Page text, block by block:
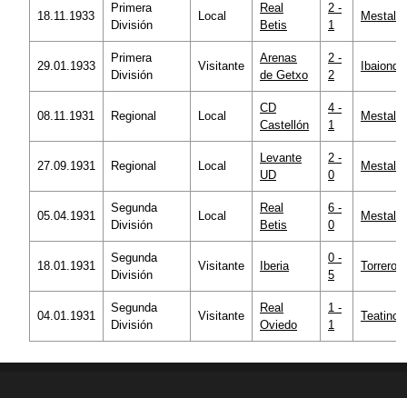
18.11.1933
Primera
División
Local
Real
Betis
2 -
1
Mestalla
29.01.1933
Primera
División
Visitante
Arenas
de Getxo
2 -
2
Ibaiondo
08.11.1931 Regional Local
CD
Castellón
4 -
1
Mestalla
27.09.1931 Regional Local
Levante
UD
2 -
0
Mestalla
05.04.1931
Segunda
División
Local
Real
Betis
6 -
0
Mestalla
18.01.1931
Segunda
División
Visitante Iberia
0 -
5
Torrero
04.01.1931
Segunda
División
Visitante
Real
Oviedo
1 -
1
Teatinos